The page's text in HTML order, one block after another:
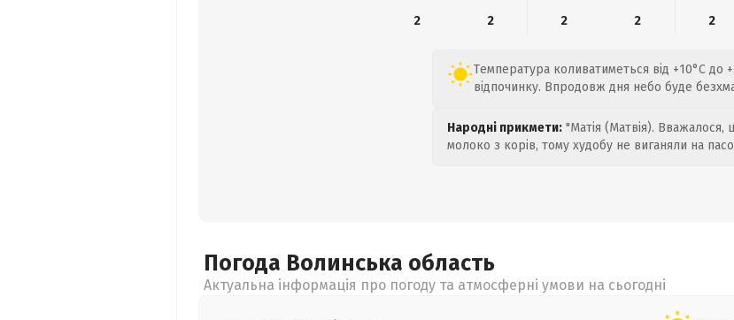
2
2 2 2 2
Температура коливатиметься від +10°C до
відпочинку. Впродовж дня небо буде
Народні прикмети: "Матія (Матвія). Вважалося,
молоко з корів, тому худобу не виганяли на
Погода Волинська область
Актуальна інформація про погоду та атмосферні умови на сьогодні